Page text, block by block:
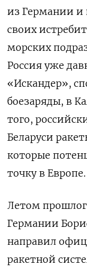
из Германии и
своих
морских
Россия уже
«Искандер»,
боезаряды, в
того,
Беларуси
которые
точку в Европе.
Летом
Германии
направил
ракетной